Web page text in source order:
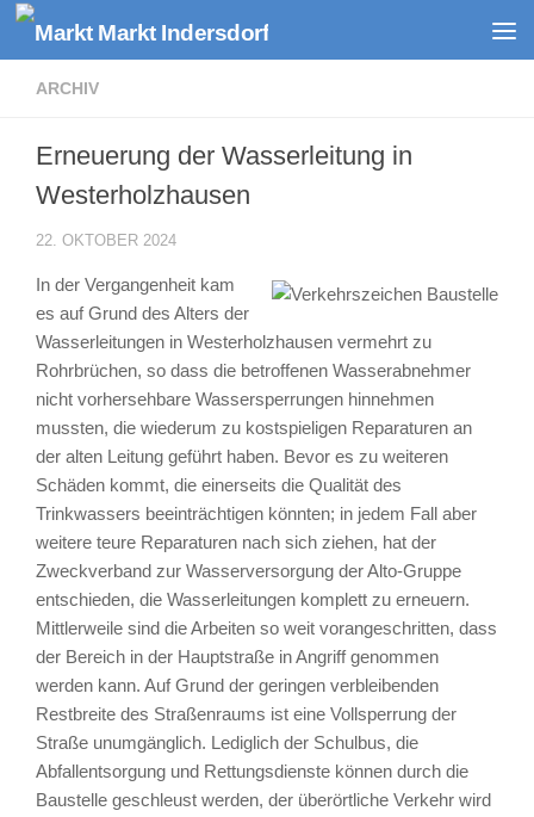
Zum Inhalt springen
ARCHIV
Erneuerung der Wasserleitung in
Westerholzhausen
22. OKTOBER 2024
In der Vergangenheit kam
es auf Grund des Alters der
Wasserleitungen in Westerholzhausen vermehrt zu
Rohrbrüchen, so dass die betroffenen Wasserabnehmer
nicht vorhersehbare Wassersperrungen hinnehmen
mussten, die wiederum zu kostspieligen Reparaturen an
der alten Leitung geführt haben. Bevor es zu weiteren
Schäden kommt, die einerseits die Qualität des
Trinkwassers beeinträchtigen könnten; in jedem Fall aber
weitere teure Reparaturen nach sich ziehen, hat der
Zweckverband zur Wasserversorgung der Alto-Gruppe
entschieden, die Wasserleitungen komplett zu erneuern.
Mittlerweile sind die Arbeiten so weit vorangeschritten, dass
der Bereich in der Hauptstraße in Angriff genommen
werden kann. Auf Grund der geringen verbleibenden
Restbreite des Straßenraums ist eine Vollsperrung der
Straße unumgänglich. Lediglich der Schulbus, die
Abfallentsorgung und Rettungsdienste können durch die
Baustelle geschleust werden, der überörtliche Verkehr wird